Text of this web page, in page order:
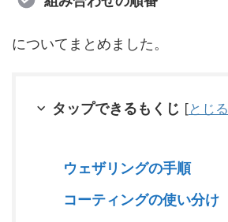
についてまとめました。
タップできるもくじ [とじる
ウェザリングの手順
コーティングの使い分け